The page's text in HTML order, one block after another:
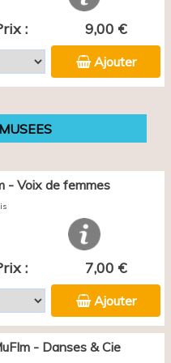
: 9,00 €
Ajouter
- Voix de femmes
: 7,00 €
Ajouter
- Danses & Cie